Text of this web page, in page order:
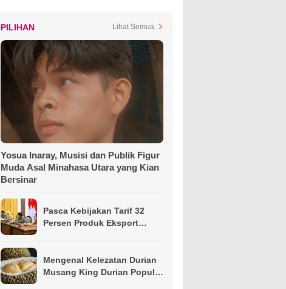
PILIHAN Lihat Semua
Yosua Inaray, Musisi dan Publik Figur
Muda Asal Minahasa Utara yang Kian
Bersinar
Pasca Kebijakan Tarif 32
Persen Produk Eksport
Ajak Apindo Jatim Siapkan
Langkah Intervensi Jaga
Mengenal Kelezatan Durian
Musang King Durian Populer